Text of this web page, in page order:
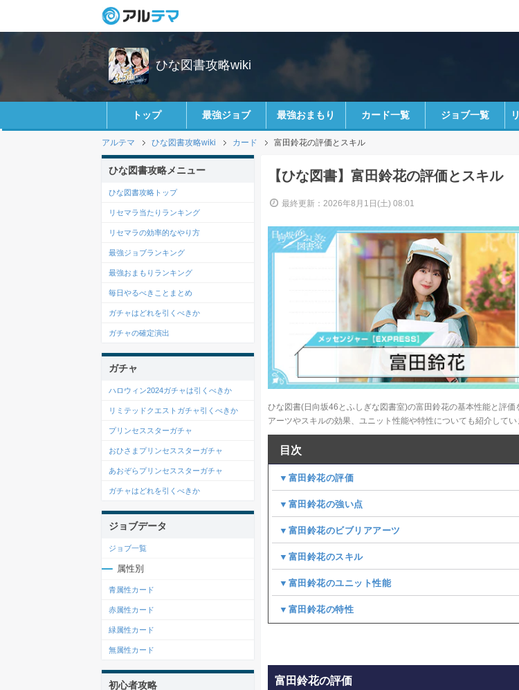
ひな図書攻略wiki
トップ 最強ジョブ 最強おまもり カード一覧 ジョブ一覧
アルテマ ひな図書攻略wiki カード 富田鈴花の評価とスキル
【ひな図書】富田鈴花の評価とスキル
最終更新：2026年8月1日(土) 08:01
ひな図書(日向坂46とふしぎな図書室)の富田鈴花の基本性能と評価
アーツやスキルの効果、ユニット性能や特性についても紹介してい
目次
▼富田鈴花の評価
▼富田鈴花の強い点
▼富田鈴花のビブリアアーツ
▼富田鈴花のスキル
▼富田鈴花のユニット性能
▼富田鈴花の特性
富田鈴花の評価
ひな図書攻略メニュー
ひな図書攻略トップ
リセマラ当たりランキング
リセマラの効率的なやり方
最強ジョブランキング
最強おまもりランキング
毎日やるべきことまとめ
ガチャはどれを引くべきか
ガチャの確定演出
ガチャ
ハロウィン2024ガチャは引くべきか
リミテッドクエストガチャ引くべきか
プリンセススターガチャ
おひさまプリンセススターガチャ
あおぞらプリンセススターガチャ
ガチャはどれを引くべきか
ジョブデータ
ジョブ一覧
属性別
青属性カード
赤属性カード
緑属性カード
無属性カード
初心者攻略